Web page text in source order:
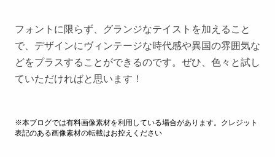
フォントに限らず、グランジなテイストを加えること
で、デザインにヴィンテージな時代感や異国の雰囲気な
どをプラスすることができるのです。ぜひ、色々と試し
ていただければと思います！
※本ブログでは有料画像素材を利用している場合があります。クレジット
表記のある画像素材の転載はお控えください